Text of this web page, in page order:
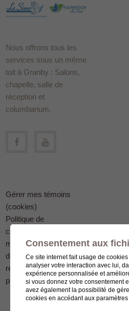
Nous offrons tous les
services sous un même
toit à Granby : Salons,
chapelle, salle de
réception et
columbarium.
Gérer mes témoins
(cookies)
Politique de
confidentialité en
matière
de protection des
renseignements
personnels
Consentement aux
Ce site internet fait usage de
analyser votre interaction avec lui,
expérience personnalisée et
si vous donnez votre consentement
avez également la possibilité de
cookies en accédant aux